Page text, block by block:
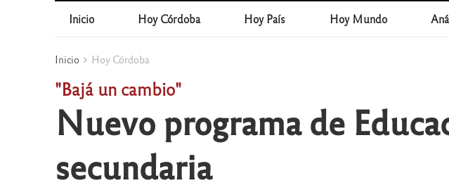
Inicio Hoy Córdoba Hoy País Hoy Mundo
Inicio Hoy Córdoba
"Bajá un cambio"
Nuevo programa de
secundaria